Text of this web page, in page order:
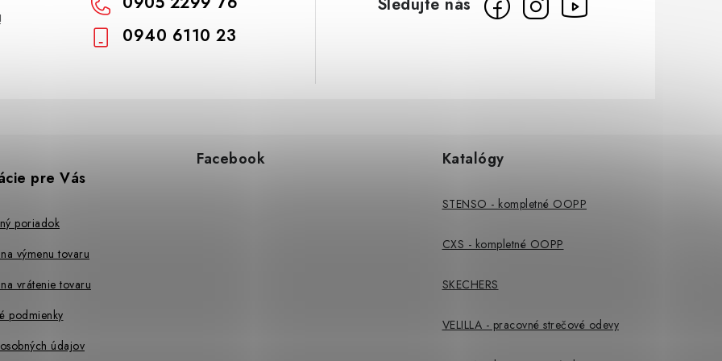
0940 6110 23
pre Vás
poriadok
výmenu tovaru
vrátenie tovaru
podmienky
údajov
Facebook Katalógy
STENSO - kompletné OOPP
CXS - kompletné OOPP
SKECHERS
VELILLA - pracovné strečové odevy